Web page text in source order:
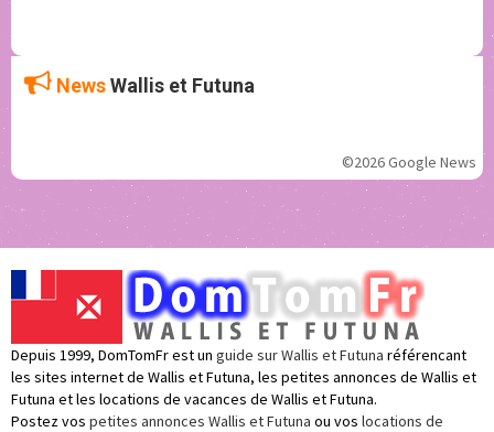
NewsWallis et Futuna
©2026 Google News
Depuis 1999, DomTomFr est un guide sur Wallis et Futuna référencant
les sites internet de Wallis et Futuna, les petites annonces de Wallis et
Futuna et les locations de vacances de Wallis et Futuna.
Postez vos petites annonces Wallis et Futuna ou vos locations de